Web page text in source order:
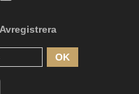
Avregistrera
OK